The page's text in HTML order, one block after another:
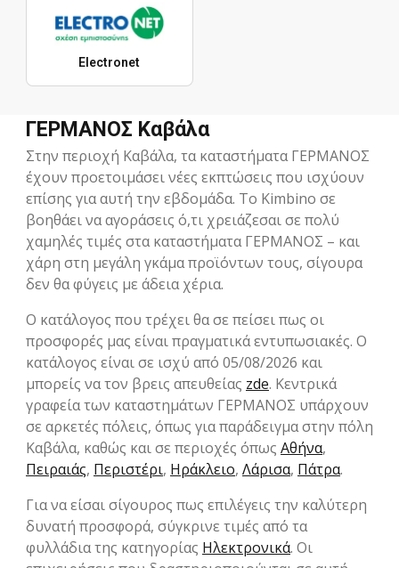
Electronet
ΓΕΡΜΑΝΟΣ Καβάλα
Στην περιοχή Καβάλα, τα καταστήματα ΓΕΡΜΑΝΟΣ
έχουν προετοιμάσει νέες εκπτώσεις που ισχύουν
επίσης για αυτή την εβδομάδα. Το Kimbino σε
βοηθάει να αγοράσεις ό,τι χρειάζεσαι σε πολύ
χαμηλές τιμές στα καταστήματα ΓΕΡΜΑΝΟΣ – και
χάρη στη μεγάλη γκάμα προϊόντων τους, σίγουρα
δεν θα φύγεις με άδεια χέρια.
Ο κατάλογος που τρέχει θα σε πείσει πως οι
προσφορές μας είναι πραγματικά εντυπωσιακές. Ο
κατάλογος είναι σε ισχύ από 05/08/2026 και
μπορείς να τον βρεις απευθείας zde. Κεντρικά
γραφεία των καταστημάτων ΓΕΡΜΑΝΟΣ υπάρχουν
σε αρκετές πόλεις, όπως για παράδειγμα στην πόλη
Καβάλα, καθώς και σε περιοχές όπως Αθήνα,
Πειραιάς, Περιστέρι, Ηράκλειο, Λάρισα, Πάτρα.
Για να είσαι σίγουρος πως επιλέγεις την καλύτερη
δυνατή προσφορά, σύγκρινε τιμές από τα
φυλλάδια της κατηγορίας Hλεκτρονικά. Οι